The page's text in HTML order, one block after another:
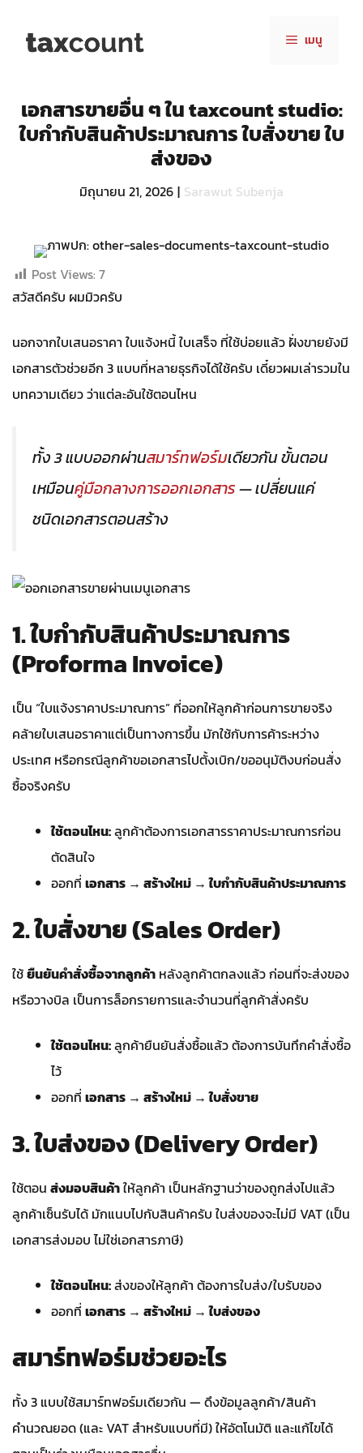
เมนู
เอกสารขายอื่น ๆ ใน taxcount studio:
ใบกำกับสินค้าประมาณการ ใบสั่งขาย ใบ
ส่งของ
มิถุนายน 21, 2026 | Sarawut Subenja
Post Views: 7
สวัสดีครับ ผมมิวครับ
นอกจากใบเสนอราคา ใบแจ้งหนี้ ใบเสร็จ ที่ใช้บ่อยแล้ว ฝั่งขายยังมี
เอกสารตัวช่วยอีก 3 แบบที่หลายธุรกิจได้ใช้ครับ เดี๋ยวผมเล่ารวมใน
บทความเดียว ว่าแต่ละอันใช้ตอนไหน
ทั้ง 3 แบบออกผ่านสมาร์ทฟอร์มเดียวกัน ขั้นตอน
เหมือนคู่มือกลางการออกเอกสาร— เปลี่ยนแค่
ชนิดเอกสารตอนสร้าง
1. ใบกำกับสินค้าประมาณการ
(Proforma Invoice)
เป็น “ใบแจ้งราคาประมาณการ” ที่ออกให้ลูกค้าก่อนการขายจริง
คล้ายใบเสนอราคาแต่เป็นทางการขึ้น มักใช้กับการค้าระหว่าง
ประเทศ หรือกรณีลูกค้าขอเอกสารไปตั้งเบิก/ขออนุมัติงบก่อนสั่ง
ซื้อจริงครับ
ใช้ตอนไหน:ลูกค้าต้องการเอกสารราคาประมาณการก่อน
ตัดสินใจ
ออกที่ เอกสาร → สร้างใหม่ → ใบกำกับสินค้าประมาณการ
2. ใบสั่งขาย (Sales Order)
ใช้ยืนยันคำสั่งซื้อจากลูกค้า หลังลูกค้าตกลงแล้ว ก่อนที่จะส่งของ
หรือวางบิล เป็นการล็อกรายการและจำนวนที่ลูกค้าสั่งครับ
ใช้ตอนไหน:ลูกค้ายืนยันสั่งซื้อแล้ว ต้องการบันทึกคำสั่งซื้อ
ไว้
ออกที่ เอกสาร → สร้างใหม่ → ใบสั่งขาย
3. ใบส่งของ (Delivery Order)
ใช้ตอน ส่งมอบสินค้าให้ลูกค้า เป็นหลักฐานว่าของถูกส่งไปแล้ว
ลูกค้าเซ็นรับได้ มักแนบไปกับสินค้าครับ ใบส่งของจะไม่มี VAT (เป็น
เอกสารส่งมอบ ไม่ใช่เอกสารภาษี)
ใช้ตอนไหน:ส่งของให้ลูกค้า ต้องการใบส่ง/ใบรับของ
ออกที่ เอกสาร → สร้างใหม่ → ใบส่งของ
สมาร์ทฟอร์มช่วยอะไร
ทั้ง 3 แบบใช้สมาร์ทฟอร์มเดียวกัน — ดึงข้อมูลลูกค้า/สินค้า
คำนวณยอด (และ VAT สำหรับแบบที่มี) ให้อัตโนมัติ และแก้ไขได้